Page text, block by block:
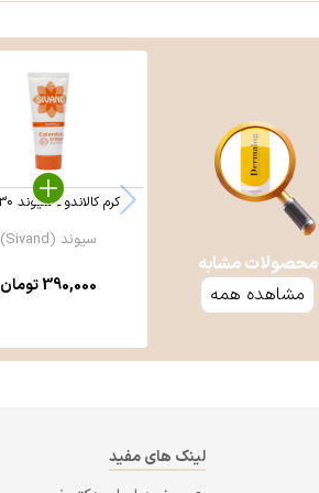
محصولات مشابه
مشاهده همه
کرم کالاندولا سیوند 30 گرم
سیوند (Sivand)
390,000تومان
لینک های مفید